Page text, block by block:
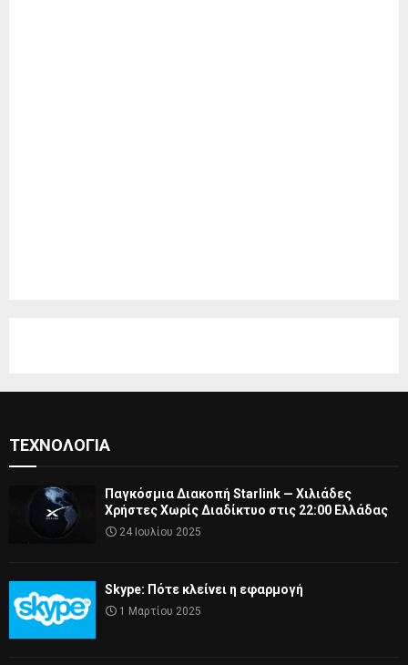
ΤΕΧΝΟΛΟΓΊΑ
Παγκόσμια Διακοπή Starlink — Χιλιάδες
Χρήστες Χωρίς Διαδίκτυο στις 22:00 Ελλάδας
24 Ιουλίου 2025
Skype: Πότε κλείνει η εφαρμογή
1 Μαρτίου 2025